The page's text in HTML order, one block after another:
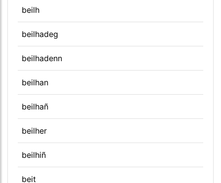
beilh
beilhadeg
beilhadenn
beilhan
beilhañ
beilher
beilhiñ
beit